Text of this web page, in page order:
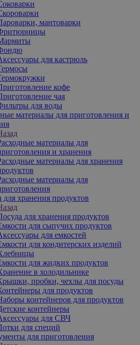
мантоварки
для кастрюль
кофе
чая
для воды
материалы для приготовления и
материалы для
и хранения
материалы для хранения
материалы для
для хранения продуктов
для хранения продуктов
для сыпучих продуктов
для емкостей
для кондитерских изделий
для жидких продуктов
в холодильнике
пробки, чехлы для посуды
для продуктов
контейнеров для продуктов
контейнеры
для СВЧ
для специй
для приготовления